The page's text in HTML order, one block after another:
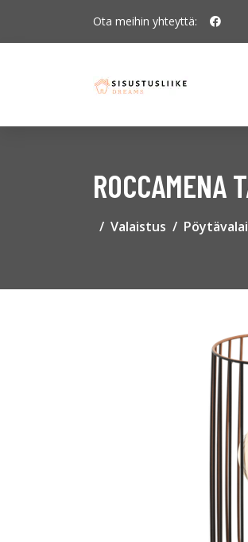
Ota meihin yhteyttä:
ROCCAMENA
Valaistus